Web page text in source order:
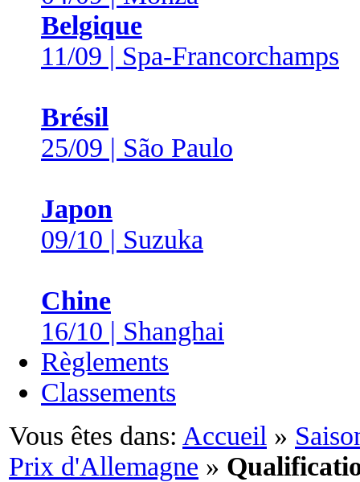
Belgique
11/09 | Spa-Francorchamps
Brésil
25/09 | São Paulo
Japon
09/10 | Suzuka
Chine
16/10 | Shanghai
Règlements
Classements
Vous êtes dans: Accueil »
Prix d'Allemagne »